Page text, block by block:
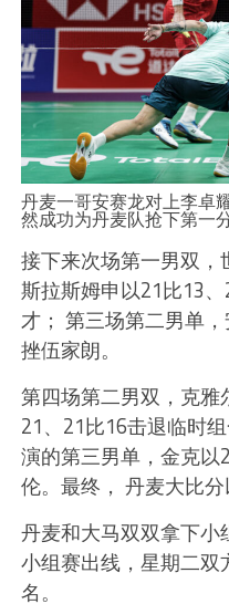
丹麦一哥安赛龙对上李卓
然成功为丹麦队抢下第一分
接下来次场第一男双
斯拉斯姆申以21比13
才； 第三场第二男单
挫伍家朗。
第四场第二男双，克
21、21比16击退临时
演的第三男单，金克
伦。最终， 丹麦大比分
丹麦和大马双双拿下
小组赛出线，星期二
名。